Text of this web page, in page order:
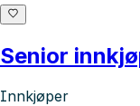
Senior
Innkjøper